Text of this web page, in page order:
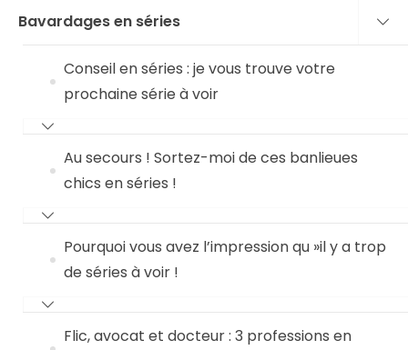
Bavardages en séries
Conseil en séries : je vous trouve votre
prochaine série à voir
Au secours ! Sortez-moi de ces banlieues
chics en séries !
Pourquoi vous avez l’impression qu »il y a trop
de séries à voir !
Flic, avocat et docteur : 3 professions en